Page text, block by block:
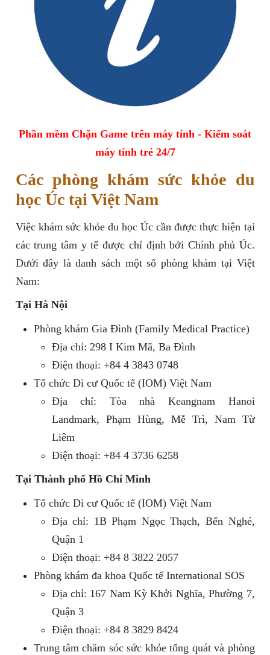
Phần mềm Chặn Game trên máy tính - Kiểm soát
máy tính trẻ 24/7
Các phòng khám sức khỏe du
học Úc tại Việt Nam
Việc khám sức khỏe du học Úc cần được thực hiện tại
các trung tâm y tế được chỉ định bởi Chính phủ Úc.
Dưới đây là danh sách một số phòng khám tại Việt
Nam:
Tại Hà Nội
Phòng khám Gia Đình (Family Medical Practice)
Địa chỉ: 298 I Kim Mã, Ba Đình
Điện thoại: +84 4 3843 0748
Tổ chức Di cư Quốc tế (IOM) Việt Nam
Địa chỉ: Tòa nhà Keangnam Hanoi
Landmark, Phạm Hùng, Mễ Trì, Nam Từ
Liêm
Điện thoại: +84 4 3736 6258
Tại Thành phố Hồ Chí Minh
Tổ chức Di cư Quốc tế (IOM) Việt Nam
Địa chỉ: 1B Phạm Ngọc Thạch, Bến Nghé,
Quận 1
Điện thoại: +84 8 3822 2057
Phòng khám đa khoa Quốc tế International SOS
Địa chỉ: 167 Nam Kỳ Khởi Nghĩa, Phường 7,
Quận 3
Điện thoại: +84 8 3829 8424
Trung tâm chăm sóc sức khỏe tổng quát và phòng